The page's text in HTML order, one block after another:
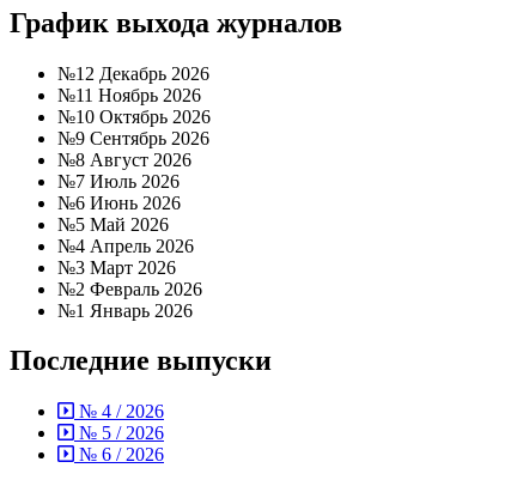
График выхода журналов
№12 Декабрь 2026
№11 Ноябрь 2026
№10 Октябрь 2026
№9 Сентябрь 2026
№8 Август 2026
№7 Июль 2026
№6 Июнь 2026
№5 Май 2026
№4 Апрель 2026
№3 Март 2026
№2 Февраль 2026
№1 Январь 2026
Последние выпуски
№ 4 / 2026
№ 5 / 2026
№ 6 / 2026